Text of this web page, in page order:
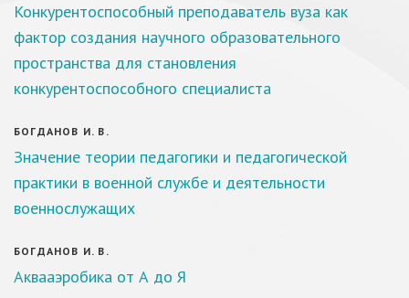
Конкурентоспособный преподаватель вуза как
фактор создания научного образовательного
пространства для становления
конкурентоспособного специалиста
БОГДАНОВ И. В.
Значение теории педагогики и педагогической
практики в военной службе и деятельности
военнослужащих
БОГДАНОВ И. В.
Аквааэробика от А до Я